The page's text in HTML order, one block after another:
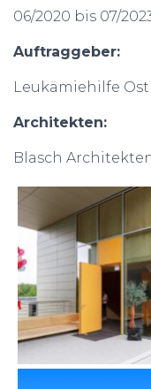
06/2020 bis 07/
Auftraggeber:
Leukämiehilfe
Architekten:
Blasch